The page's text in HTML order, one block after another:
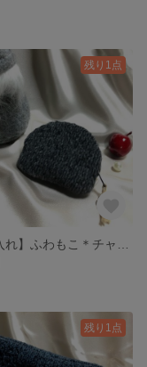
残り1点
残り1点